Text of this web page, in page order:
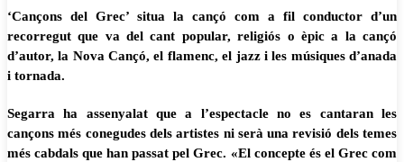
‘Cançons del Grec’ situa la cançó com a fil conductor d’un
recorregut que va del cant popular, religiós o èpic a la cançó
d’autor, la Nova Cançó, el flamenc, el jazz i les músiques d’anada
i tornada.
Segarra ha assenyalat que a l’espectacle no es cantaran les
cançons més conegudes dels artistes ni serà una revisió dels temes
més cabdals que han passat pel Grec. «El concepte és el Grec com